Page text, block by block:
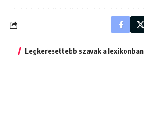
Legkeresettebb szavak a lexikonban